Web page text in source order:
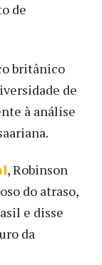
de
britânico
de
à análise
, Robinson
do atraso,
e disse
da